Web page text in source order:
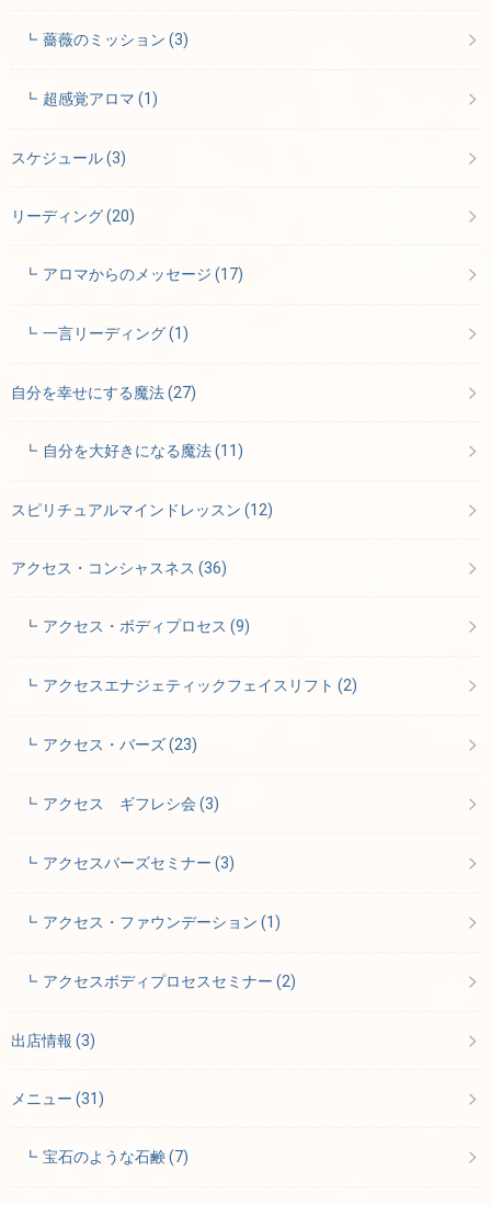
薔薇のミッション(3)
超感覚アロマ(1)
スケジュール(3)
リーディング(20)
アロマからのメッセージ(17)
一言リーディング(1)
自分を幸せにする魔法(27)
自分を大好きになる魔法(11)
スピリチュアルマインドレッスン (12)
アクセス・コンシャスネス (36)
アクセス・ボディプロセス(9)
アクセスエナジェティックフェイスリフト(2)
アクセス・バーズ(23)
アクセス ギフレシ会(3)
アクセスバーズセミナー(3)
アクセス・ファウンデーション(1)
アクセスボディプロセスセミナー(2)
出店情報 (3)
メニュー (31)
宝石のような石鹸(7)